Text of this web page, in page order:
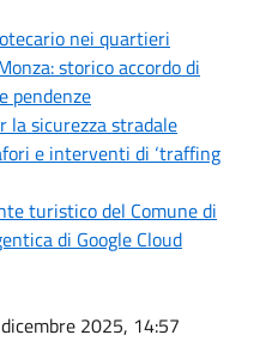
nei quartieri
storico accordo di
pendenze
la sicurezza stradale
e interventi di ‘traffing
turistico del Comune di
di Google Cloud
2025, 14:57